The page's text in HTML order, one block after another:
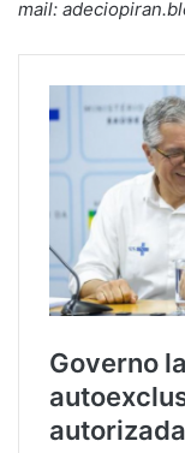
mail: